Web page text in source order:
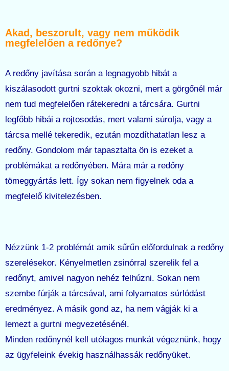
Akad, beszorult, vagy nem működik
megfelelően a redőnye?
A redőny javítása során a legnagyobb hibát a
kiszálasodott gurtni szoktak okozni, mert a görgőnél már
nem tud megfelelően rátekeredni a tárcsára. Gurtni
legfőbb hibái a rojtosodás, mert valami súrolja, vagy a
tárcsa mellé tekeredik, ezután mozdíthatatlan lesz a
redőny. Gondolom már tapasztalta ön is ezeket a
problémákat a redőnyében. Mára már a redőny
tömeggyártás lett. Így sokan nem figyelnek oda a
megfelelő kivitelezésben.
Nézzünk 1-2 problémát amik sűrűn előfordulnak a redőny
szerelésekor. Kényelmetlen zsinórral szerelik fel a
redőnyt, amivel nagyon nehéz felhúzni. Sokan nem
szembe fúrják a tárcsával, ami folyamatos súrlódást
eredményez. A másik gond az, ha nem vágják ki a
lemezt a gurtni megvezetésénél.
Minden redőnynél kell utólagos munkát végeznünk, hogy
az ügyfeleink évekig használhassák redőnyüket.